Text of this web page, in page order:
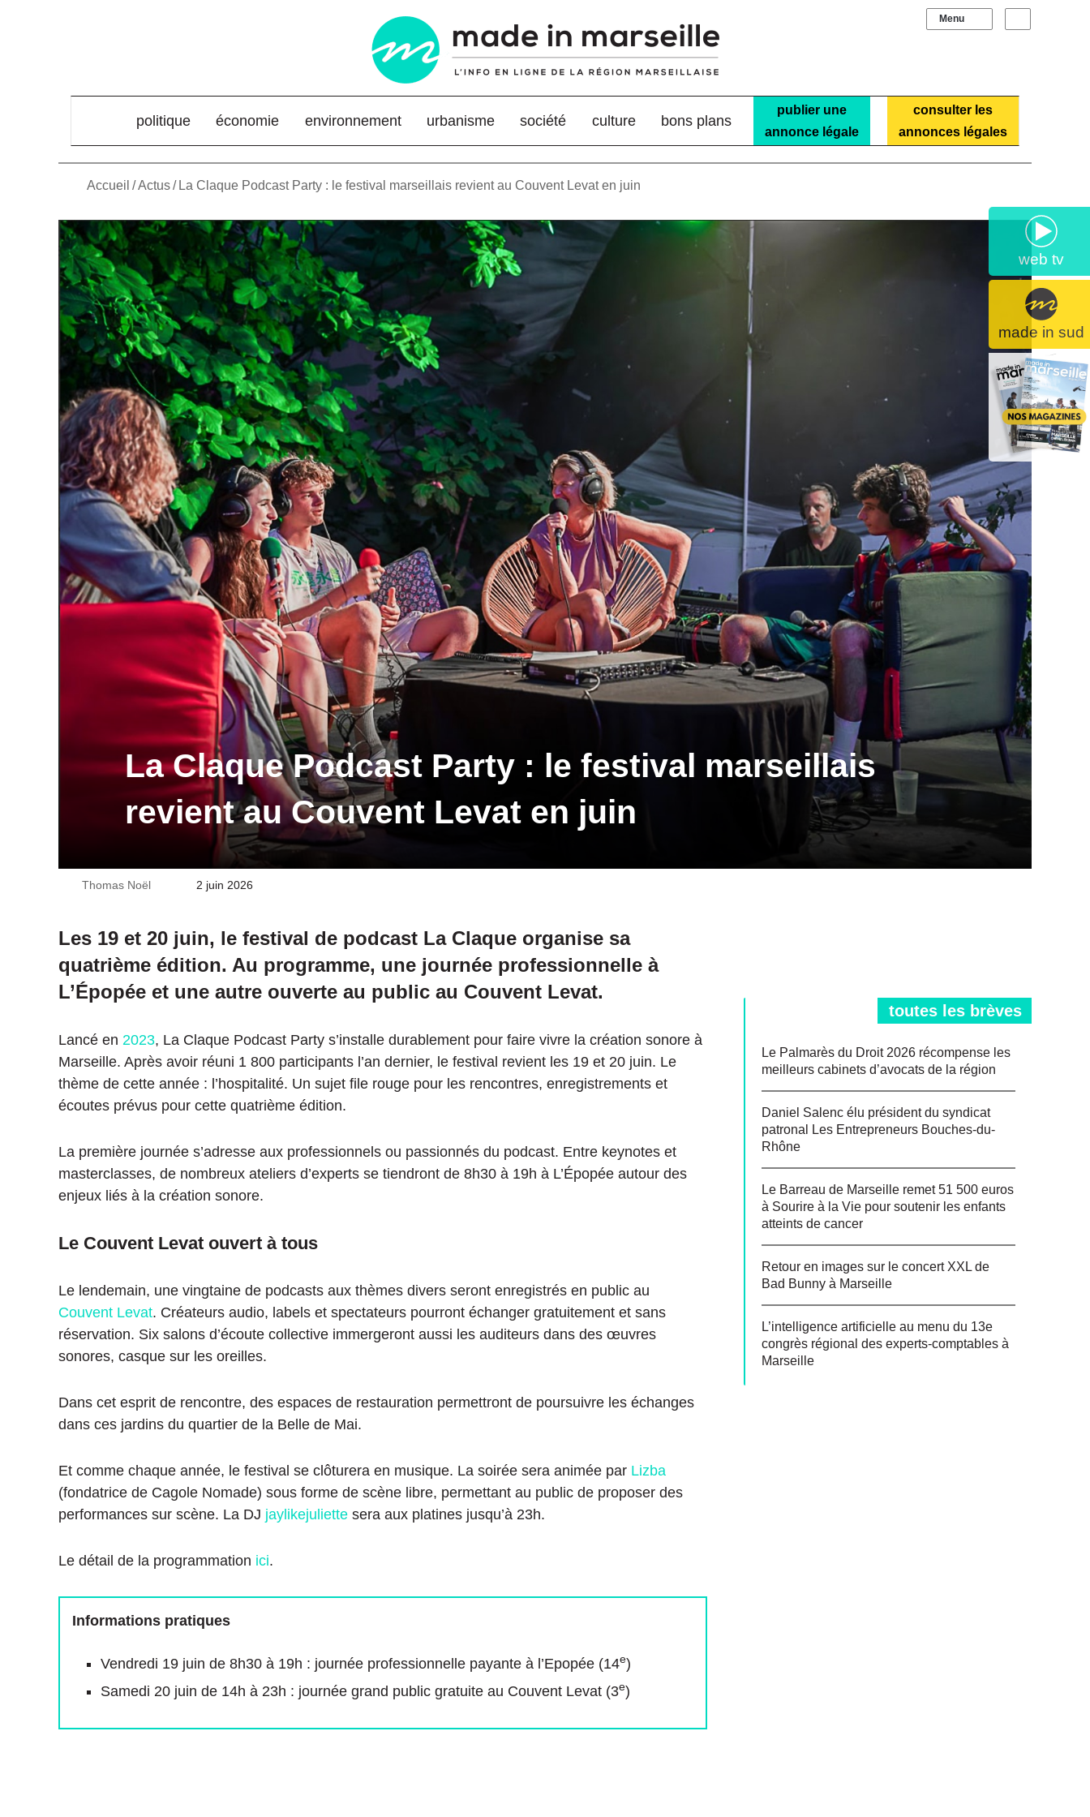
web tv
made in sud
élément de menu
politique économie environnement urbanisme société culture bons plans
publier une
annonce légale
consulter les
annonces légales
Accueil /Actus/ La Claque Podcast Party : le festival marseillais revient au Couvent Levat en juin
La Claque Podcast Party : le festival marseillais
revient au Couvent Levat en juin
Thomas Noël
Envoyer2 juin 2026
Les 19 et 20 juin, le festival de podcast La Claque organise sa
quatrième édition. Au programme, une journée professionnelle à
L’Épopée et une autre ouverte au public au Couvent Levat.
Lancé en 2023, La Claque Podcast Party s’installe durablement pour faire vivre la création sonore à
Marseille. Après avoir réuni 1 800 participants l’an dernier, le festival revient les 19 et 20 juin. Le
thème de cette année : l’hospitalité. Un sujet file rouge pour les rencontres, enregistrements et
écoutes prévus pour cette quatrième édition.
La première journée s’adresse aux professionnels ou passionnés du podcast. Entre keynotes et
masterclasses, de nombreux ateliers d’experts se tiendront de 8h30 à 19h à L’Épopée autour des
enjeux liés à la création sonore.
Le Couvent Levat ouvert à tous
Le lendemain, une vingtaine de podcasts aux thèmes divers seront enregistrés en public au
Couvent Levat. Créateurs audio, labels et spectateurs pourront échanger gratuitement et sans
réservation. Six salons d’écoute collective immergeront aussi les auditeurs dans des œuvres
sonores, casque sur les oreilles.
Dans cet esprit de rencontre, des espaces de restauration permettront de poursuivre les échanges
dans ces jardins du quartier de la Belle de Mai.
Et comme chaque année, le festival se clôturera en musique. La soirée sera animée par Lizba
(fondatrice de Cagole Nomade) sous forme de scène libre, permettant au public de proposer des
performances sur scène. La DJ jaylikejuliette sera aux platines jusqu’à 23h.
Le détail de la programmation ici.
Informations pratiques
Vendredi 19 juin de 8h30 à 19h : journée professionnelle payante à l’Epopée (14e)
Samedi 20 juin de 14h à 23h : journée grand public gratuite au Couvent Levat (3e)
toutes les brèves
Le Palmarès du Droit 2026 récompense les
meilleurs cabinets d’avocats de la région
Daniel Salenc élu président du syndicat
patronal Les Entrepreneurs Bouches-du-
Rhône
Le Barreau de Marseille remet 51 500 euros
à Sourire à la Vie pour soutenir les enfants
atteints de cancer
Retour en images sur le concert XXL de
Bad Bunny à Marseille
L’intelligence artificielle au menu du 13e
congrès régional des experts-comptables à
Marseille